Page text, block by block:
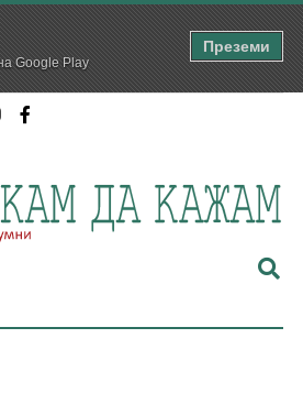
Google Play
Преземи